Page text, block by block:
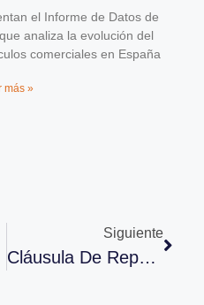
el Informe de Datos de
analiza la evolución del
comerciales en España
más »
Siguiente
Cláusula De Reparación Armonizada En Europa